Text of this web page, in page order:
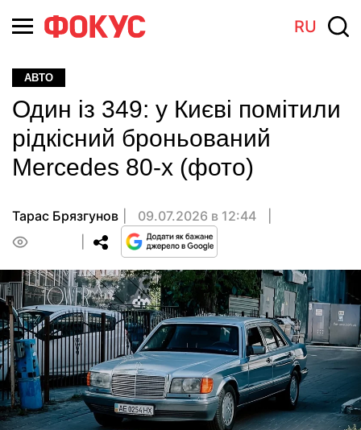
RU
АВТО
Один із 349: у Києві помітили
рідкісний броньований
Mercedes 80-х (фото)
Тарас Брязгунов
09.07.2026 в 12:44